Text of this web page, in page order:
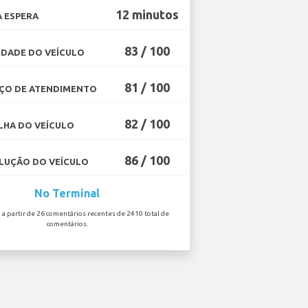
ESPERA 12 minutos
DO VEÍCULO 83 / 100
DE ATENDIMENTO 81 / 100
DO VEÍCULO 82 / 100
DO VEÍCULO 86 / 100
No Terminal
a partir de 26 comentários recentes de 2410 total de
comentários.